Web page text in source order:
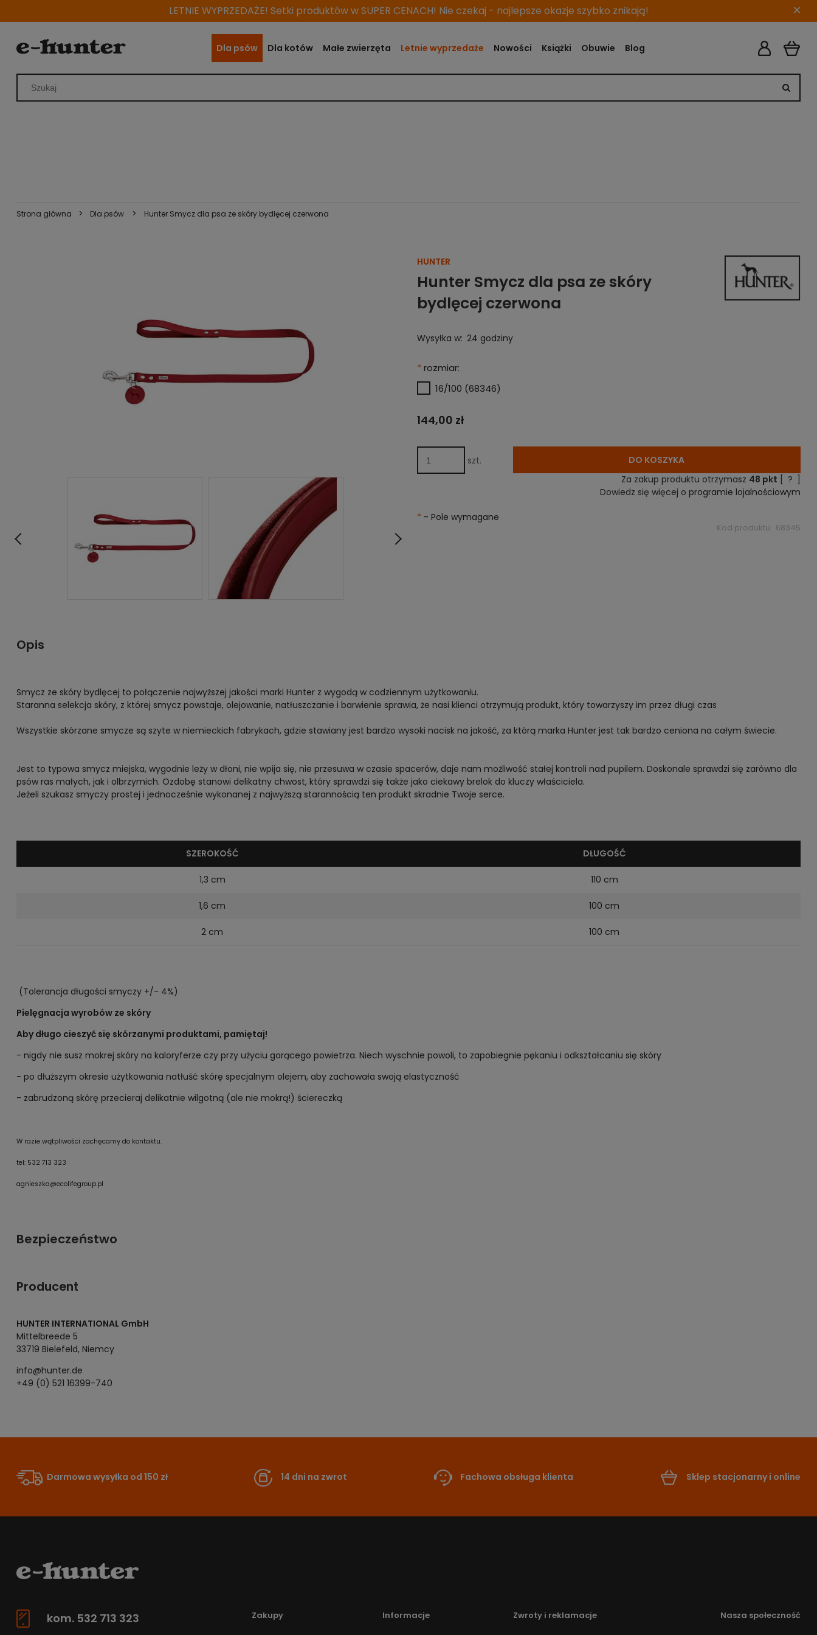
LETNIE WYPRZEDAŻE! Setki produktów w SUPER CENACH! Nie czekaj - najlepsze okazje szybko znikają! ×
Dla psów Dla kotów Małe zwierzęta Letnie wyprzedaże Nowości Książki Obuwie Blog
Strona główna > Dla psów > Hunter Smycz dla psa ze skóry bydlęcej czerwona
HUNTER
Hunter Smycz dla psa ze skóry
bydlęcej czerwona
Wysyłka w: 24 godziny
* rozmiar:
16/100 (68346)
144,00 zł
szt.
DO KOSZYKA
Za zakup produktu otrzymasz 48 pkt ?
Dowiedz się więcej oprogramie lojalnościowym
* - Pole wymagane
Kod produktu: 68345
Opis
Smycz ze skóry bydlęcej to połączenie najwyższej jakości marki Hunter z wygodą w codziennym użytkowaniu.
Staranna selekcja skóry, z której smycz powstaje, olejowanie, natłuszczanie i barwienie sprawia, że nasi klienci otrzymują produkt, który towarzyszy im przez długi czas
Wszystkie skórzane smycze są szyte w niemieckich fabrykach, gdzie stawiany jest bardzo wysoki nacisk na jakość, za którą marka Hunter jest tak bardzo ceniona na całym świecie.
Jest to typowa smycz miejska, wygodnie leży w dłoni, nie wpija się, nie przesuwa w czasie spacerów, daje nam możliwość stałej kontroli nad pupilem. Doskonale sprawdzi się zarówno dla
psów ras małych, jak i olbrzymich. Ozdobę stanowi delikatny chwost, który sprawdzi się także jako ciekawy brelok do kluczy właściciela.
Jeżeli szukasz smyczy prostej i jednocześnie wykonanej z najwyższą starannością ten produkt skradnie Twoje serce.
SZEROKOŚĆ DŁUGOŚĆ
1,3 cm 110 cm
1,6 cm 100 cm
2 cm 100 cm
(Tolerancja długości smyczy +/- 4%)
Pielęgnacja wyrobów ze skóry
Aby długo cieszyć się skórzanymi produktami, pamiętaj!
- nigdy nie susz mokrej skóry na kaloryferze czy przy użyciu gorącego powietrza. Niech wyschnie powoli, to zapobiegnie pękaniu i odkształcaniu się skóry
- po dłuższym okresie użytkowania natłuść skórę specjalnym olejem, aby zachowała swoją elastyczność
- zabrudzoną skórę przecieraj delikatnie wilgotną (ale nie mokrą!) ściereczką
W razie wątpliwości zachęcamy do kontaktu.
tel: 532 713 323
agnieszka@ecolifegroup.pl
Bezpieczeństwo
Producent
HUNTER INTERNATIONAL GmbH
Mittelbreede 5
33719 Bielefeld, Niemcy
info@hunter.de
+49 (0) 521 16399-740
Darmowa wysyłka od 150 zł 14 dni na zwrot Fachowa obsługa klienta Sklep stacjonarny i online
kom. 532 713 323 Zakupy Informacje Zwroty i reklamacje Nasza społeczność